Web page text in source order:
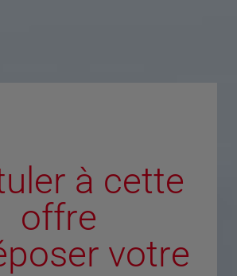
à cette
offre
votre